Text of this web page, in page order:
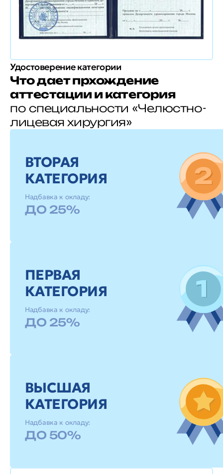
Удостоверение категории
Что дает прхождение
аттестации и категория
по специальности «Челюстно-
лицевая хирургия»
ВТОРАЯ
КАТЕГОРИЯ
Надбавка к окладу:
ДО 25%
ПЕРВАЯ
КАТЕГОРИЯ
Надбавка к окладу:
ДО 25%
ВЫСШАЯ
КАТЕГОРИЯ
Надбавка к окладу:
ДО 50%